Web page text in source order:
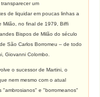
um
de liquidar em poucas linhas a
Milão, no final de 1979, Biffi
Bispos de Milão do século
São Carlos Borromeu – de todo
Giovanni Colombo.
o sucessor de Martini, o
nem mesmo com o atual
"ambrosianos" e "borromeanos"